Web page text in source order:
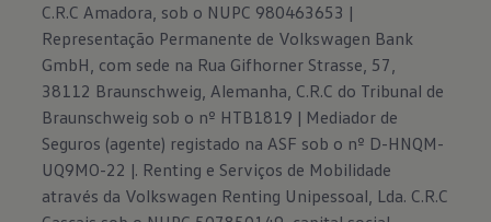
C.R.C Amadora, sob o NUPC 980463653 |
Representação Permanente de Volkswagen Bank
GmbH, com sede na Rua Gifhorner Strasse, 57,
38112 Braunschweig, Alemanha, C.R.C do Tribunal de
Braunschweig sob o nº HTB1819 | Mediador de
Seguros (agente) registado na ASF sob o nº D-HNQM-
UQ9MO-22 |. Renting e Serviços de Mobilidade
através da Volkswagen Renting Unipessoal, Lda. C.R.C